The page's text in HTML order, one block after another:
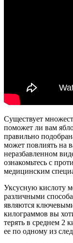
Существует
поможет ли вам
правильно
может повлиять на
неразбавленном
ознакомьтесь с
медицинским
Уксусную кислоту
различными
являются
килограммов вы
терять в среднем 2
ее по одному из